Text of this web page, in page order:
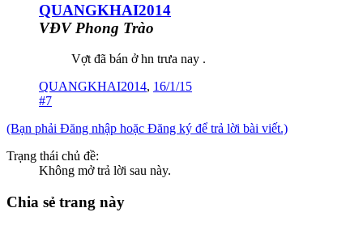
QUANGKHAI2014
VĐV Phong Trào
Vợt đã bán ở hn trưa nay .
QUANGKHAI2014, 16/1/15
#7
(Bạn phải Đăng nhập hoặc Đăng ký để trả lời bài viết.)
Trạng thái chủ đề:
Không mở trả lời sau này.
Chia sẻ trang này